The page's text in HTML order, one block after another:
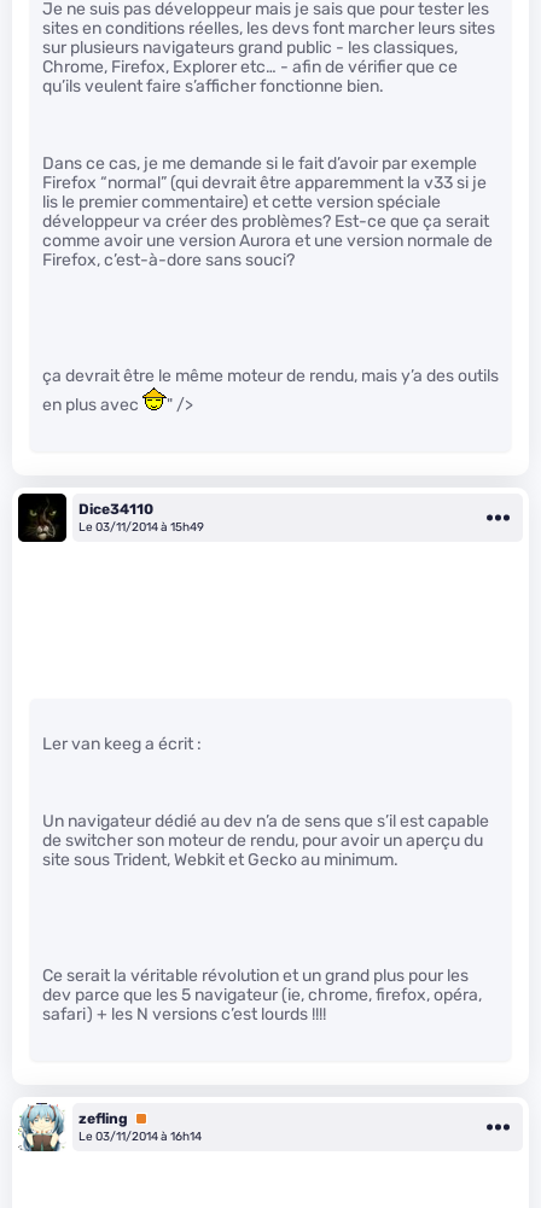
Je ne suis pas développeur mais je sais que pour tester les
sites en conditions réelles, les devs font marcher leurs sites
sur plusieurs navigateurs grand public - les classiques,
Chrome, Firefox, Explorer etc… - afin de vérifier que ce
qu’ils veulent faire s’afficher fonctionne bien.
Dans ce cas, je me demande si le fait d’avoir par exemple
Firefox “normal” (qui devrait être apparemment la v33 si je
lis le premier commentaire) et cette version spéciale
développeur va créer des problèmes? Est-ce que ça serait
comme avoir une version Aurora et une version normale de
Firefox, c’est-à-dore sans souci?
ça devrait être le même moteur de rendu, mais y’a des outils
en plus avec
" />
Dice34110
Le 03/11/2014 à 15h49
Ler van keeg a écrit :
Un navigateur dédié au dev n’a de sens que s’il est capable
de switcher son moteur de rendu, pour avoir un aperçu du
site sous Trident, Webkit et Gecko au minimum.
Ce serait la véritable révolution et un grand plus pour les
dev parce que les 5 navigateur (ie, chrome, firefox, opéra,
safari) + les N versions c’est lourds !!!!
zefling
Premium
Le 03/11/2014 à 16h14